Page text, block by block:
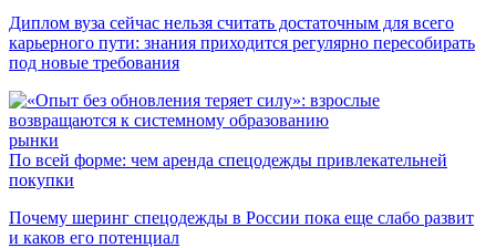
Диплом вуза сейчас нельзя считать достаточным для всего
карьерного пути: знания приходится регулярно пересобирать
под новые требования
рынки
По всей форме: чем аренда спецодежды привлекательней
покупки
Почему шеринг спецодежды в России пока еще слабо развит
и каков его потенциал